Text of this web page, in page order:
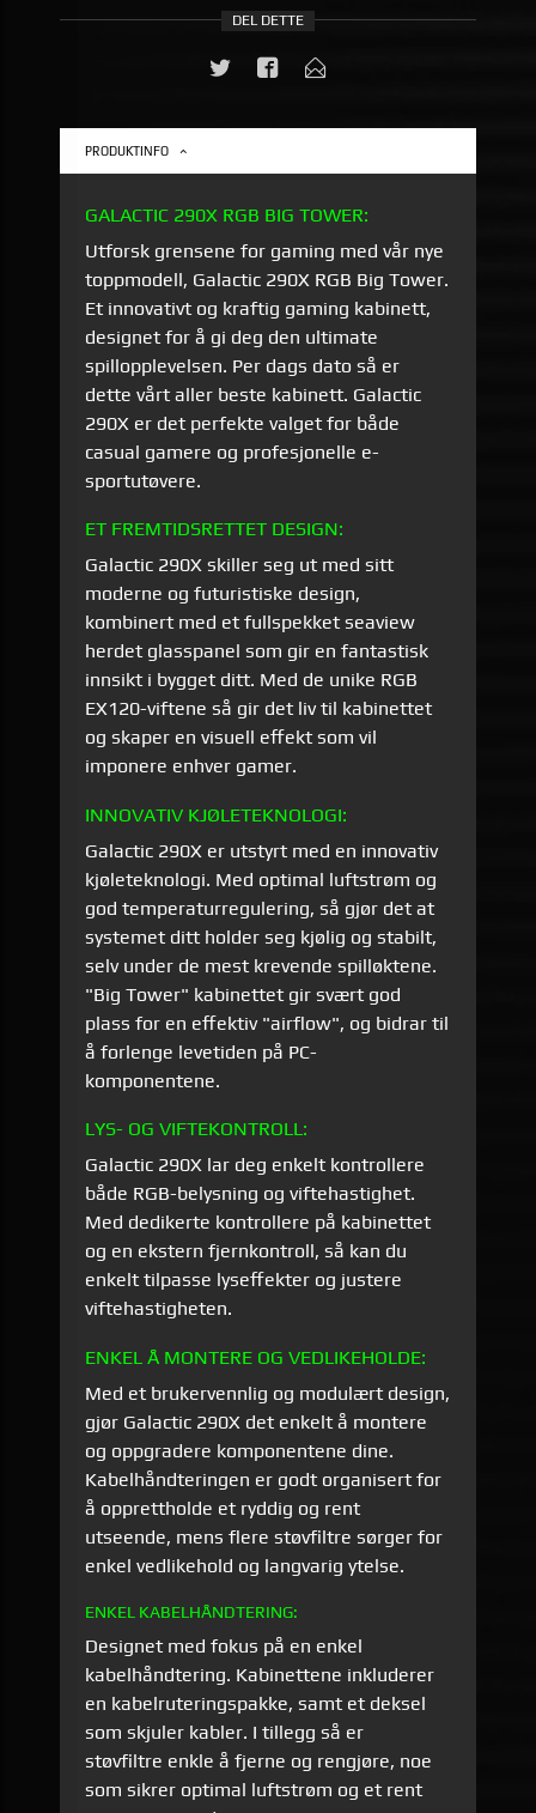
DEL DETTE
PRODUKTINFO
GALACTIC 290X RGB BIG TOWER:
Utforsk grensene for gaming med vår nye
toppmodell, Galactic 290X RGB Big Tower.
Et innovativt og kraftig gaming kabinett,
designet for å gi deg den ultimate
spillopplevelsen. Per dags dato så er
dette vårt aller beste kabinett. Galactic
290X er det perfekte valget for både
casual gamere og profesjonelle e-
sportutøvere.
ET FREMTIDSRETTET DESIGN:
Galactic 290X skiller seg ut med sitt
moderne og futuristiske design,
kombinert med et fullspekket seaview
herdet glasspanel som gir en fantastisk
innsikt i bygget ditt. Med de unike RGB
EX120-viftene så gir det liv til kabinettet
og skaper en visuell effekt som vil
imponere enhver gamer.
INNOVATIV KJØLETEKNOLOGI:
Galactic 290X er utstyrt med en innovativ
kjøleteknologi. Med optimal luftstrøm og
god temperaturregulering, så gjør det at
systemet ditt holder seg kjølig og stabilt,
selv under de mest krevende spilløktene.
"Big Tower" kabinettet gir svært god
plass for en effektiv "airflow", og bidrar til
å forlenge levetiden på PC-
komponentene.
LYS- OG VIFTEKONTROLL:
Galactic 290X lar deg enkelt kontrollere
både RGB-belysning og viftehastighet.
Med dedikerte kontrollere på kabinettet
og en ekstern fjernkontroll, så kan du
enkelt tilpasse lyseffekter og justere
viftehastigheten.
ENKEL Å MONTERE OG VEDLIKEHOLDE:
Med et brukervennlig og modulært design,
gjør Galactic 290X det enkelt å montere
og oppgradere komponentene dine.
Kabelhåndteringen er godt organisert for
å opprettholde et ryddig og rent
utseende, mens flere støvfiltre sørger for
enkel vedlikehold og langvarig ytelse.
ENKEL KABELHÅNDTERING:
Designet med fokus på en enkel
kabelhåndtering. Kabinettene inkluderer
en kabelruteringspakke, samt et deksel
som skjuler kabler. I tillegg så er
støvfiltre enkle å fjerne og rengjøre, noe
som sikrer optimal luftstrøm og et rent